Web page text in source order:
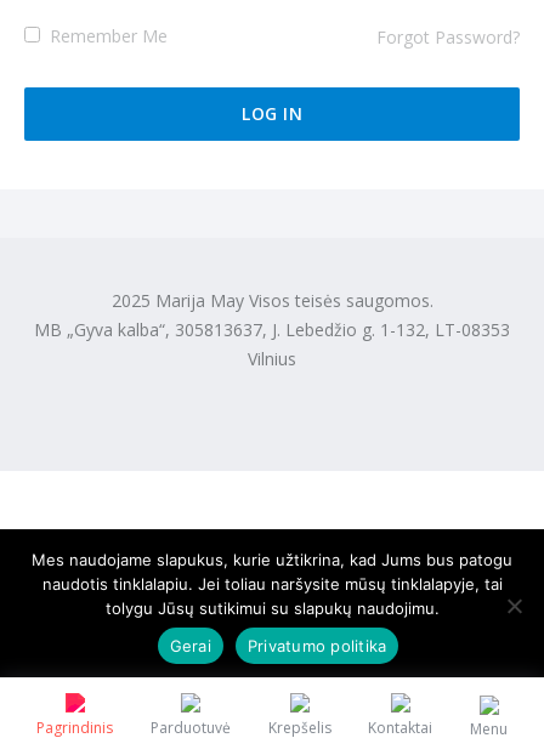
Pagrindinis Parduotuvė Krepšelis Kontaktai Menu
Remember Me Forgot Password?
2025 Marija May Visos teisės saugomos.
MB „Gyva kalba“, 305813637, J. Lebedžio g. 1-132, LT-08353
Vilnius
Mes naudojame slapukus, kurie užtikrina, kad Jums bus patogu
naudotis tinklalapiu. Jei toliau naršysite mūsų tinklalapyje, tai
tolygu Jūsų sutikimui su slapukų naudojimu.
Gerai
Privatumo politika